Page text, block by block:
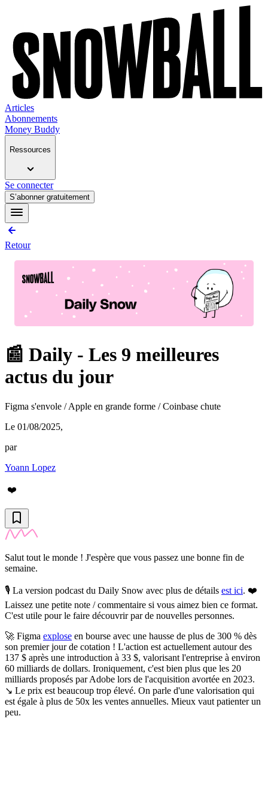
Articles
Abonnements
Money Buddy
Ressources
Se connecter
S’abonner gratuitement
Retour
📰 Daily - Les 9 meilleures
actus du jour
Figma s'envole / Apple en grande forme / Coinbase chute
Le 01/08/2025,
par
Yoann Lopez
❤️
Salut tout le monde ! J'espère que vous passez une bonne fin de
semaine.
🎙️ La version podcast du Daily Snow avec plus de détails est ici. ❤️
Laissez une petite note / commentaire si vous aimez bien ce format.
C'est utile pour le faire découvrir par de nouvelles personnes.
🚀 Figma explose en bourse avec une hausse de plus de 300 % dès
son premier jour de cotation ! L'action est actuellement autour des
137 $ après une introduction à 33 $, valorisant l'entreprise à environ
60 milliards de dollars. Ironiquement, c'est bien plus que les 20
milliards proposés par Adobe lors de l'acquisition avortée en 2023.
↘️ Le prix est beaucoup trop élevé. On parle d'une valorisation qui
est égale à plus de 50x les ventes annuelles. Mieux vaut patienter un
peu.